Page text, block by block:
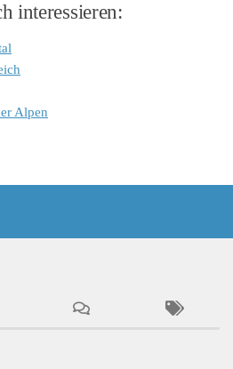
interessieren:
Alpen